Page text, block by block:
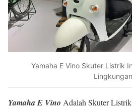
Yamaha E Vino Skuter Listrik
Lingkungan
Yamaha E Vino Adalah Skuter